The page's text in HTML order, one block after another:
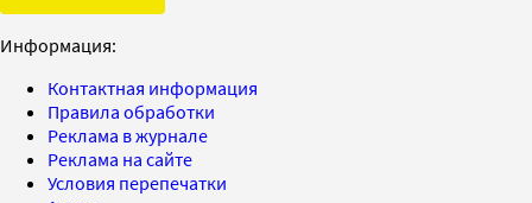
Информация:
Контактная информация
Правила обработки
Реклама в журнале
Реклама на сайте
Условия перепечатки